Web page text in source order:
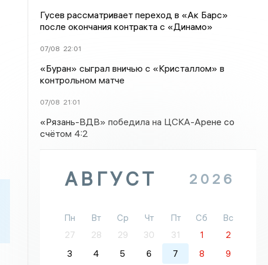
Гусев рассматривает переход в «Ак Барс»
после окончания контракта с «Динамо»
07/08 22:01
«Буран» сыграл вничью с «Кристаллом» в
контрольном матче
07/08 21:01
«Рязань-ВДВ» победила на ЦСКА-Арене со
счётом 4:2
АВГУСТ 2026
Пн Вт Ср Чт Пт Сб
Вс
27
28 29 30 31 1
2
3
4 5 6 7 8
9